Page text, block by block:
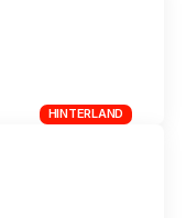
HINTERLAND